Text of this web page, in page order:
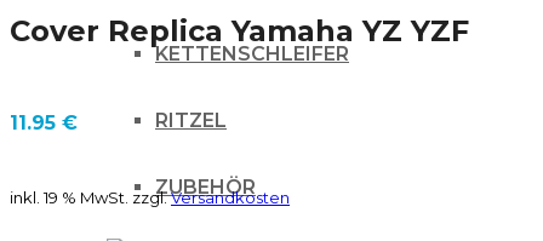
KETTENSCHLEIFER
RITZEL
ZUBEHÖR
Cover Replica Yamaha YZ YZF
11.95 €
inkl. 19 % MwSt. zzgl.Versandkosten